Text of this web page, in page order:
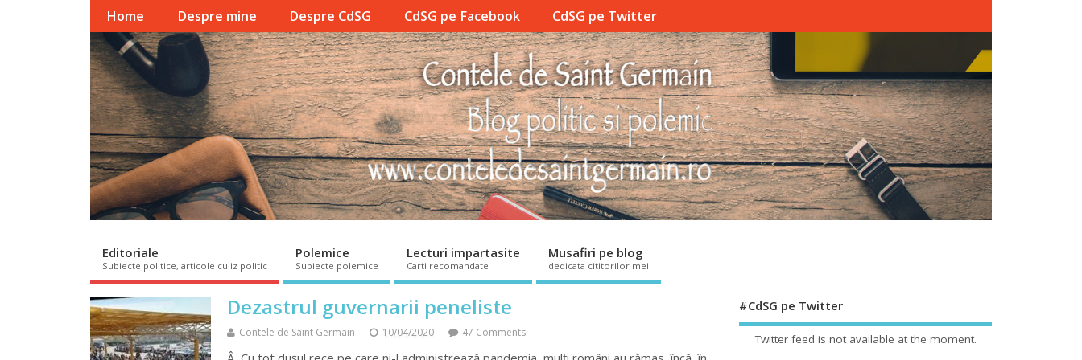
Home Despre mine Despre CdSG CdSG pe Facebook CdSG pe Twitter
Editoriale
Subiecte politice, articole cu iz politic
Polemice
Subiecte polemice
Lecturi impartasite
Carti recomandate
Musafiri pe blog
dedicata cititorilor mei
Dezastrul guvernarii peneliste
Contele de Saint Germain 10/04/2020 47 Comments
#CdSG pe Twitter
Twitter feed is not available at the moment.